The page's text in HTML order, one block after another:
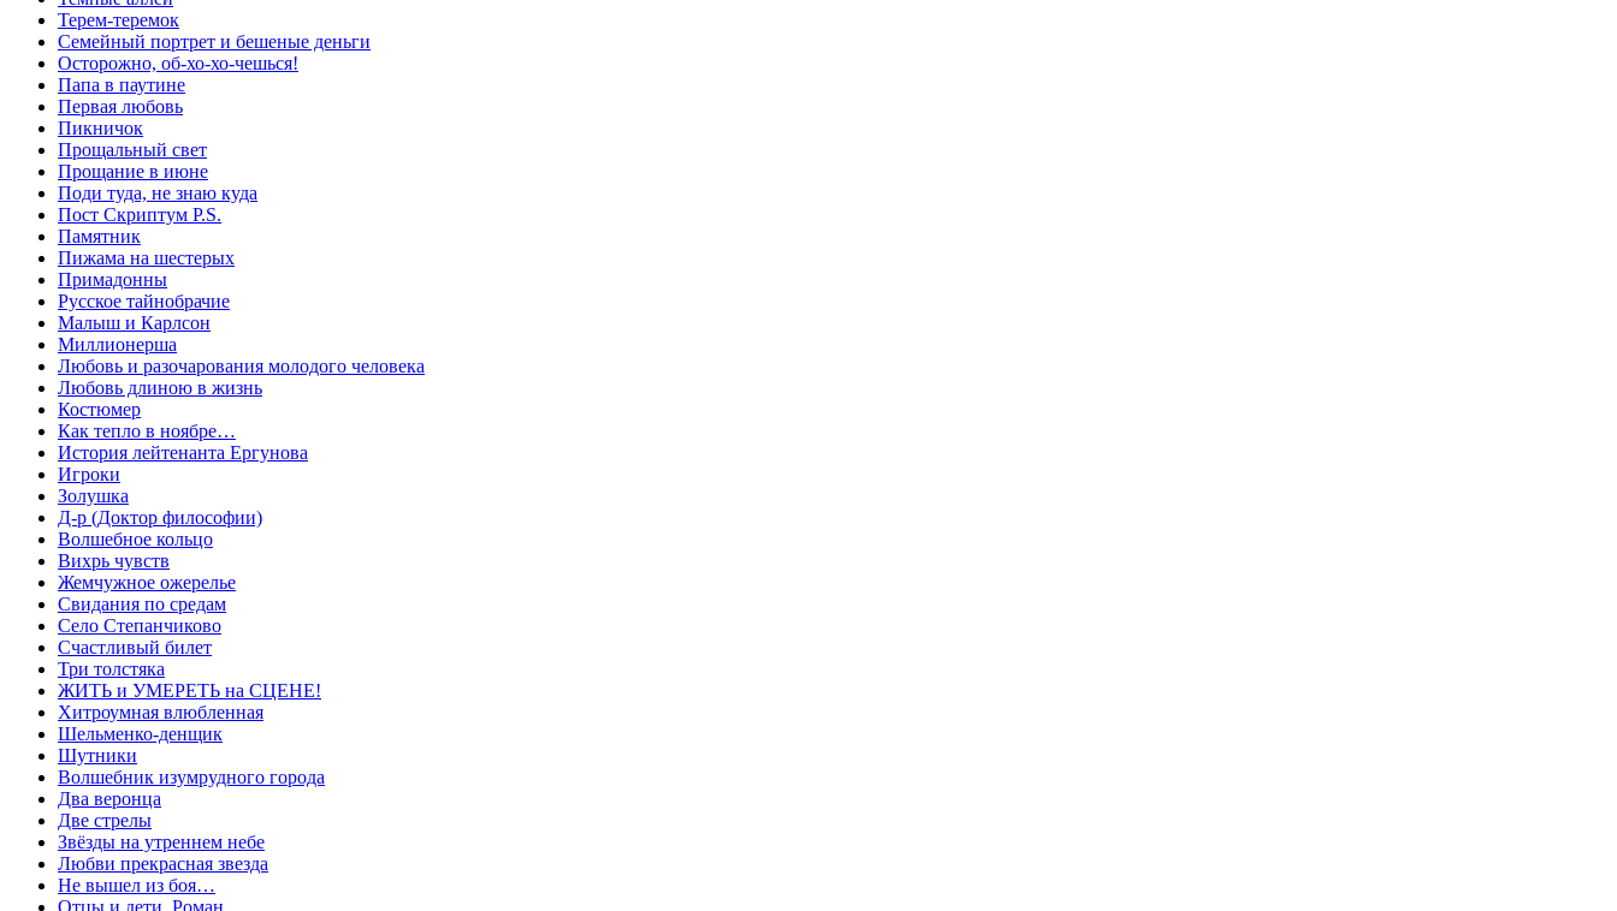
Терем-теремок
Семейный портрет и бешеные деньги
Осторожно, об-хо-хо-чешься!
Папа в паутине
Первая любовь
Пикничок
Прощальный свет
Прощание в июне
Поди туда, не знаю куда
Пост Скриптум P.S.
Памятник
Пижама на шестерых
Примадонны
Русское тайнобрачие
Малыш и Карлсон
Миллионерша
Любовь и разочарования молодого человека
Любовь длиною в жизнь
Костюмер
Как тепло в ноябре…
История лейтенанта Ергунова
Игроки
Золушка
Д-р (Доктор философии)
Волшебное кольцо
Вихрь чувств
Жемчужное ожерелье
Свидания по средам
Село Степанчиково
Счастливый билет
Три толстяка
ЖИТЬ и УМЕРЕТЬ на СЦЕНЕ!
Хитроумная влюбленная
Шельменко-денщик
Шутники
Волшебник изумрудного города
Два веронца
Две стрелы
Звёзды на утреннем небе
Любви прекрасная звезда
Не вышел из боя…
Отцы и дети. Роман